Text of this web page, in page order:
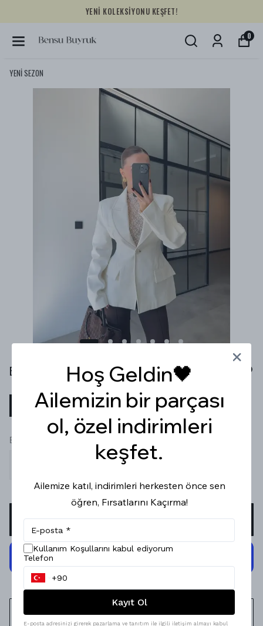
YENİ KOLEKSİYONU KEŞFET!
0
YENİ SEZON
BELDEN OTURTMALI PREMİUM EKRU DENİM CEKET
₺ 4,499.99
₺ 3,149.99
Beden
SEPETE EKLE
WHATSAPP
Hoş Geldin🖤
Ailemizin bir parçası
ol, özel indirimleri
keşfet.
Ailemize katıl, indirimleri herkesten önce sen
öğren, Fırsatlarını Kaçırma!
Kullanım Koşullarını kabul ediyorum
Telefon
Kayıt Ol
E-posta adresinizi girerek pazarlama ve tanıtım ile ilgili iletişim almayı kabul